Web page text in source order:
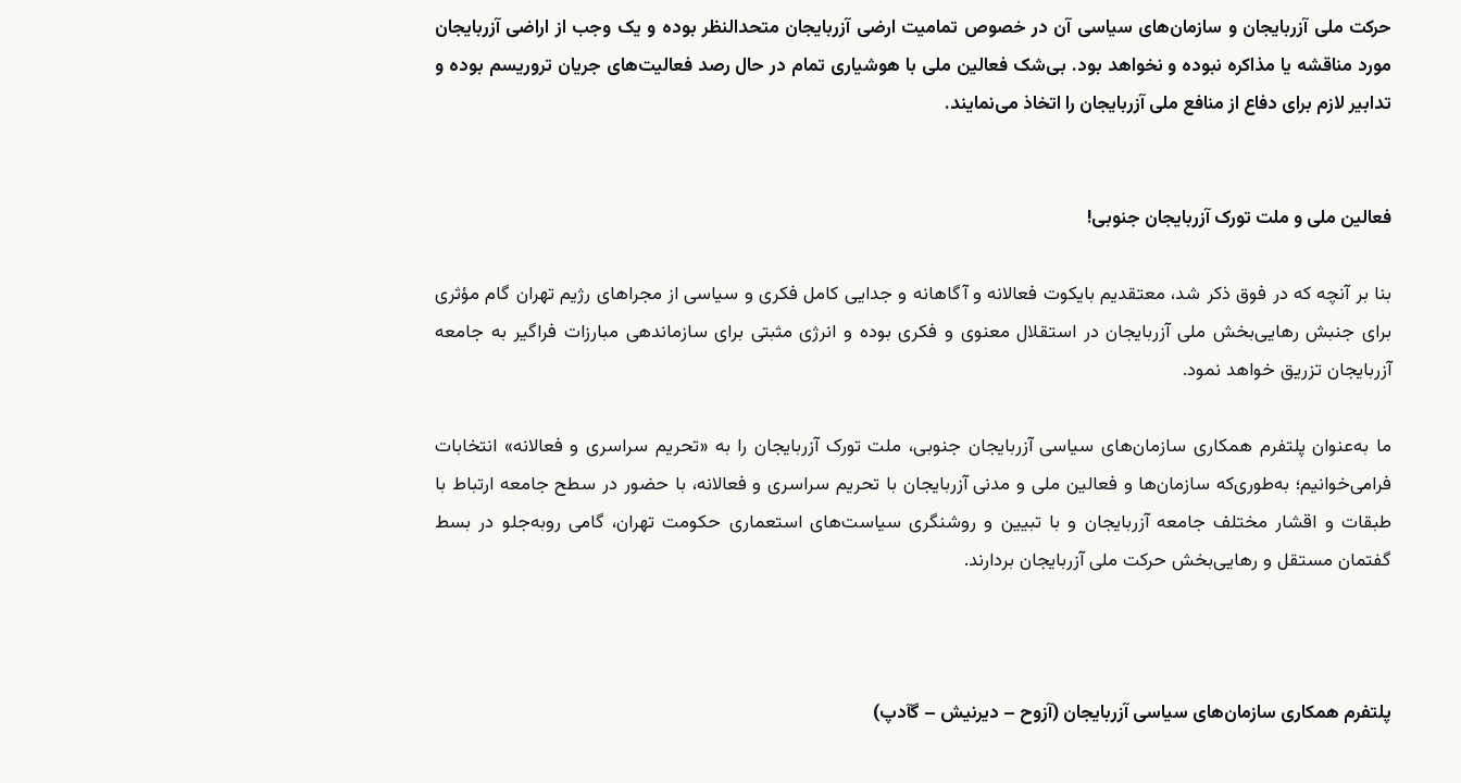
حرکت ملی آزربایجان و سازمان‌های سیاسی آن در خصوص تمامیت ارضی آزربایجان متحدالنظر بوده و یک وجب از اراضی آزربایجان
مورد مناقشه یا مذاکره نبوده و نخواهد بود. بی‌شک فعالین ملی با هوشیاری تمام در حال رصد فعالیت‌های جریان تروریسم‌ بوده و
تدابیر لازم برای دفاع از منافع ملی آزربایجان را اتخاذ می‌نمایند.
فعالین ملی و ملت تورک آزربایجان جنوبی!
بنا بر آنچه که در فوق ذکر شد، معتقدیم بایکوت فعالانه و آگاهانه و جدایی کامل فکری و سیاسی از مجراهای رژیم تهران گام مؤثری
برای جنبش رهایی‌بخش ملی آزربایجان در استقلال معنوی و فکری بوده و انرژی مثبتی برای سازماندهی مبارزات فراگیر به جامعه
آزربایجان تزریق خواهد نمود.
ما به‌عنوان پلتفرم همکاری سازمان‌های سیاسی آزربایجان جنوبی، ملت تورک آزربایجان را به «تحریم سراسری و فعالانه» انتخابات
فرامی‌خوانیم؛ به‌طوری‌که سازمان‌ها و فعالین ملی و مدنی آزربایجان با تحریم سراسری و فعالانه، با حضور در سطح جامعه ارتباط با
طبقات و اقشار مختلف جامعه آزربایجان و با تبیین و روشنگری سیاست‌های استعماری حکومت تهران، گامی روبه‌جلو در بسط
گفتمان مستقل و رهایی‌بخش حرکت ملی آزربایجان بردارند.
پلتفرم همکاری سازمان‌های سیاسی آزربایجان (آزوح – دیرنیش – گآدپ)